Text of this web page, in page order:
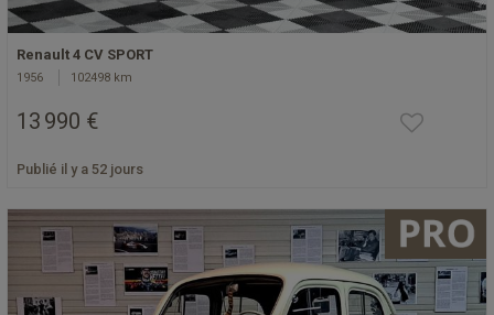
Renault 4 CV SPORT
1956 102498 km
13 990 €
Publié il y a 52 jours